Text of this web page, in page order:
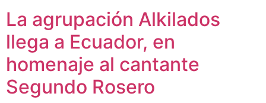
La agrupación Alkilados
llega a Ecuador, en
homenaje al cantante
Segundo Rosero